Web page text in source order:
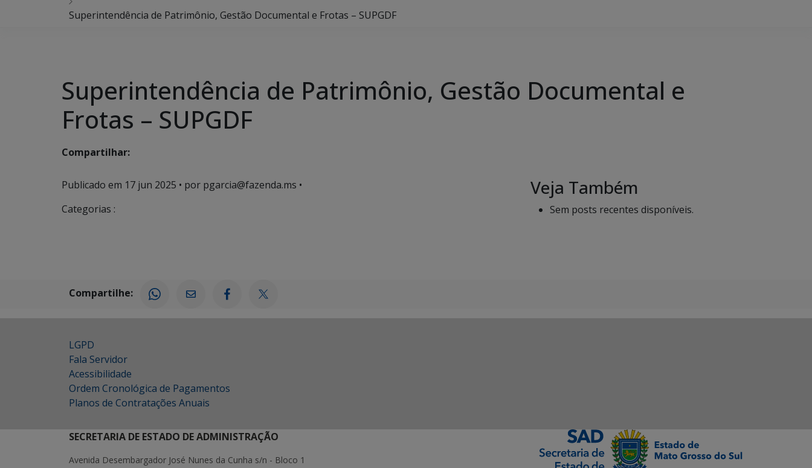
Superintendência de Patrimônio, Gestão Documental e Frotas – SUPGDF
Superintendência de Patrimônio, Gestão Documental e
Frotas – SUPGDF
Compartilhar:
Publicado em 17 jun 2025 • por pgarcia@fazenda.ms •
Categorias :
Veja Também
Sem posts recentes disponíveis.
Compartilhe:
LGPD
Fala Servidor
Acessibilidade
Ordem Cronológica de Pagamentos
Planos de Contratações Anuais
SECRETARIA DE ESTADO DE ADMINISTRAÇÃO
Avenida Desembargador José Nunes da Cunha s/n - Bloco 1